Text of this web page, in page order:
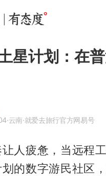
星计划：在
·云南·就爱去旅行官方网易号
人疲惫，当远程
的数字游民社区